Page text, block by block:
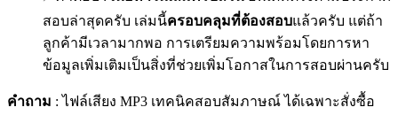
สอบล่าสุดครับ เล่มนี้ครอบคลุมที่ต้องสอบแล้วครับ แต่ถ้า
ลูกค้ามีเวลามากพอ การเตรียมความพร้อมโดยการหา
ข้อมูลเพิ่มเติมเป็นสิ่งที่ช่วยเพิ่มโอกาสในการสอบผ่านครับ
คำถาม : ไฟล์เสียง MP3 เทคนิคสอบสัมภาษณ์ ได้เฉพาะสั่งซื้อ